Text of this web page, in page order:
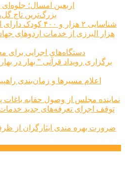
اربعین امسال؛
بزرگ‌ترین تاج
شناسایی ۲ هزار و ۴۰۰ کودک دارای اختلالات بینایی در البرز
دستگاه‌های اجرایی برای
نماینده مجلس از وصول حقابه باغات
ضرورت بهره مندی ایثارگران از